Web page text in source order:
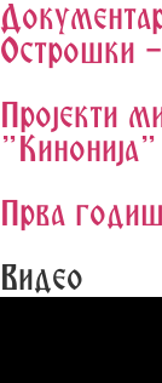
Острошки
Пројекти
"Кинонија"
Прва
Видео